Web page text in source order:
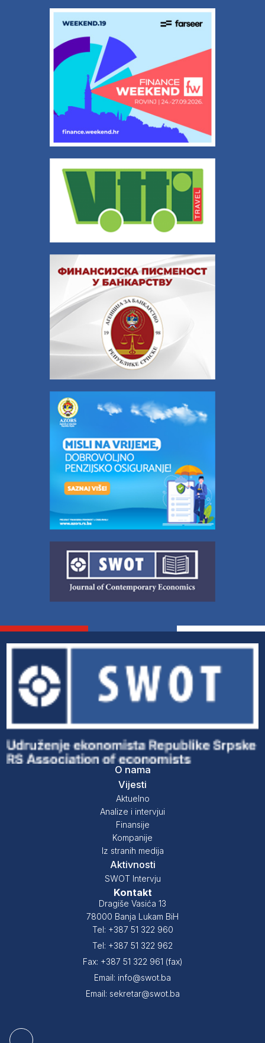
O nama
Vijesti
Aktuelno
Analize i intervjui
Finansije
Kompanije
Iz stranih medija
Aktivnosti
SWOT Intervju
Kontakt
Dragiše Vasića 13
78000 Banja Lukam BiH
Tel: +387 51 322 960
Tel: +387 51 322 962
Fax: +387 51 322 961 (fax)
Email: info@swot.ba
Email: sekretar@swot.ba